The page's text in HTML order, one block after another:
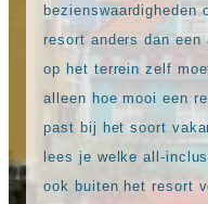
bestemmingen
Populaire
hotels
Alanya
Touareg
Servatur
Waikiki
bezienswaardigheden
resort anders dan een
op het terrein zelf
alleen hoe mooi een
past bij het soort
lees je welke all-
ook buiten het resort